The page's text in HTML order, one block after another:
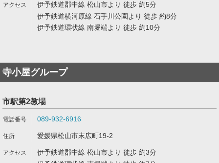
伊予鉄道郡中線 松山市より 徒歩 約5分
伊予鉄道横河原線 石手川公園より 徒歩 約8分
伊予鉄道環状線 南堀端より 徒歩 約10分
寺小屋グループ
市駅第2教場
089-932-6916
愛媛県松山市末広町19-2
伊予鉄道郡中線 松山市より 徒歩 約3分